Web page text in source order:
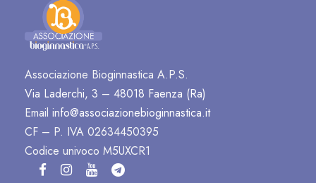
Associazione Bioginnastica A.P.S.
Via Laderchi, 3 – 48018 Faenza (Ra)
Email info@associazionebioginnastica.it
CF – P. IVA 02634450395
Codice univoco M5UXCR1